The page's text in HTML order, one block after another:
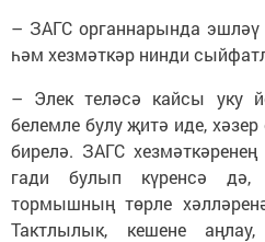
– ЗАГС органнарында эшләү
һәм хезмәткәр нинди
– Элек теләсә кайсы уку
белемле булу җитә иде,
бирелә. ЗАГС
гади булып күренсә дә,
тормышның төрле
Тактлылык, кешене